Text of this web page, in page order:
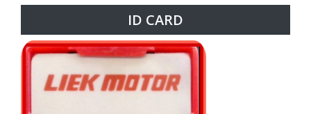
ID CARD